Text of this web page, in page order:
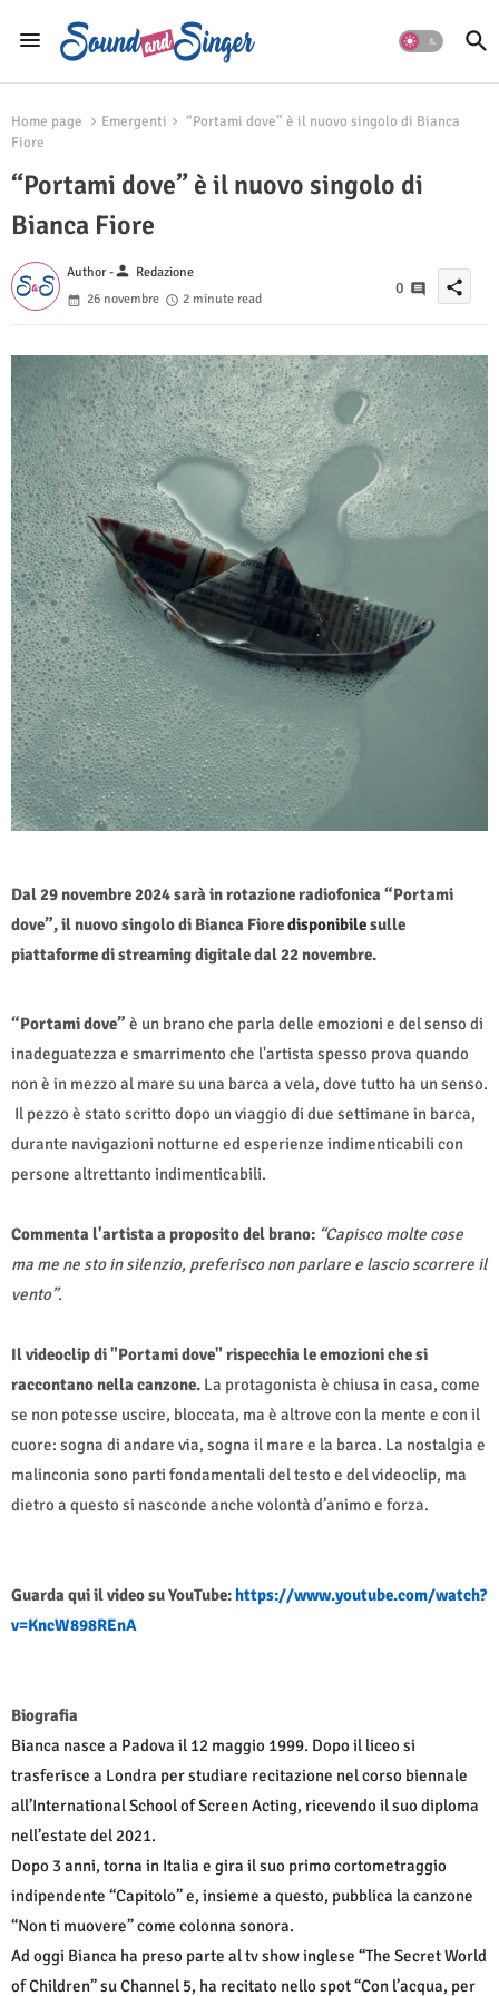
Home page Emergenti
“Portami dove” è il nuovo singolo di Bianca
Fiore
“Portami dove” è il nuovo singolo di
Bianca Fiore
Author -person Redazione
26 novembre
2 minute read
0 share
Dal 29 novembre 2024 sarà in rotazione radiofonica “Portami
dove”, il nuovo singolo di Bianca Fioredisponibilesulle
piattaforme di streaming digitale dal 22 novembre.
“Portami dove” è un brano che parla delle emozioni e del senso di
inadeguatezza e smarrimento che l'artista spesso prova quando
non è in mezzo al mare su una barca a vela, dove tutto ha un senso.
Il pezzo è stato scritto dopo un viaggio di due settimane in barca,
durante navigazioni notturne ed esperienze indimenticabili con
persone altrettanto indimenticabili.
Commenta l'artista a proposito del brano: “Capisco molte cose
ma me ne sto in silenzio, preferisco non parlare e lascio scorrere il
vento”.
Il videoclip di "Portami dove" rispecchia le emozioni che si
raccontano nella canzone. La protagonista è chiusa in casa, come
se non potesse uscire, bloccata, ma è altrove con la mente e con il
cuore: sogna di andare via, sogna il mare e la barca. La nostalgia e
malinconia sono parti fondamentali del testo e del videoclip, ma
dietro a questo si nasconde anche volontà d’animo e forza.
Guarda qui il video su YouTube:https://www.youtube.com/watch?
v=KncW898REnA
Biografia
Bianca nasce a Padova il 12 maggio 1999. Dopo il liceo si
trasferisce a Londra per studiare recitazione nel corso biennale
all’International School of Screen Acting, ricevendo il suo diploma
nell’estate del 2021.
Dopo 3 anni, torna in Italia e gira il suo primo cortometraggio
indipendente “Capitolo” e, insieme a questo, pubblica la canzone
“Non ti muovere” come colonna sonora.
Ad oggi Bianca ha preso parte al tv show inglese “The Secret World
of Children” su Channel 5, ha recitato nello spot “Con l’acqua, per